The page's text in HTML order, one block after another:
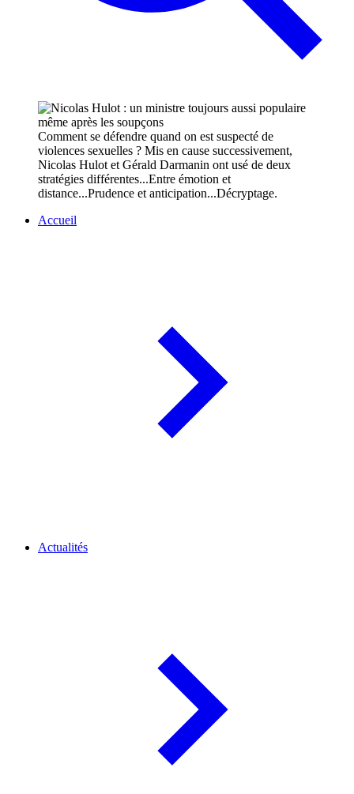
Comment se défendre quand on est suspecté de
violences sexuelles ? Mis en cause successivement,
Nicolas Hulot et Gérald Darmanin ont usé de deux
stratégies différentes...Entre émotion et
distance...Prudence et anticipation...Décryptage.
Accueil
Actualités